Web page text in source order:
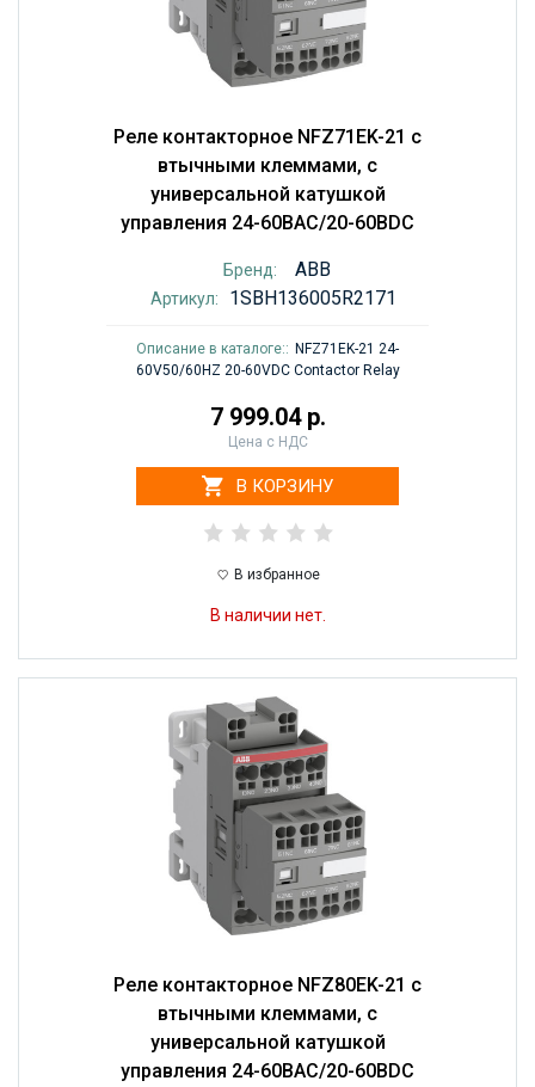
Реле контакторное NFZ71EK-21 с
втычными клеммами, с
универсальной катушкой
управления 24-60BAC/20-60BDC
Бренд: ABB
Артикул: 1SBH136005R2171
Описание в каталоге:: NFZ71EK-21 24-
60V50/60HZ 20-60VDC Contactor Relay
7 999.04 р.
Цена с НДС
В КОРЗИНУ
В избранное
В наличии нет.
Реле контакторное NFZ80EK-21 с
втычными клеммами, с
универсальной катушкой
управления 24-60BAC/20-60BDC